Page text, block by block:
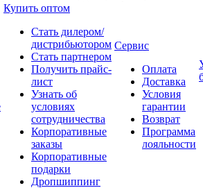
Купить оптом
Стать дилером/
дистрибьютором
Стать партнером
Получить прайс-
лист
Узнать об
условиях
сотрудничества
Корпоративные
заказы
Корпоративные
подарки
Дропшиппинг
Сервис
Оплата
Доставка
Условия
гарантии
Возврат
Программа
лояльности